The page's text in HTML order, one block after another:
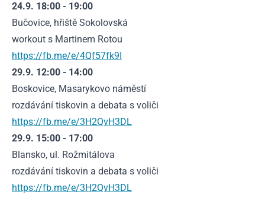
24.9. 18:00 - 19:00
Bučovice, hřiště Sokolovská
workout s Martinem Rotou
https://fb.me/e/4Qf57fk9I
29.9. 12:00 - 14:00
Boskovice, Masarykovo náměstí
rozdávání tiskovin a debata s voliči
https://fb.me/e/3H2QvH3DL
29.9. 15:00 - 17:00
Blansko, ul. Rožmitálova
rozdávání tiskovin a debata s voliči
https://fb.me/e/3H2QvH3DL